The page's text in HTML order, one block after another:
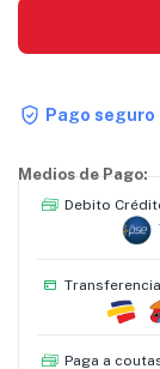
Pago seguro
Medios de Pago:
Debito
Paga a